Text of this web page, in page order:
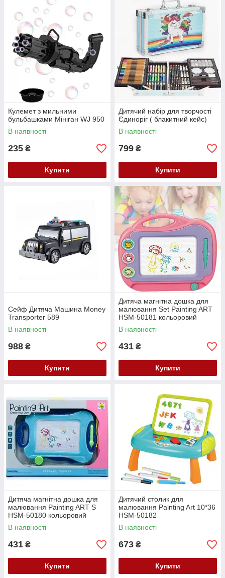
Кулемет з мильними
бульбашками Мініган WJ 950
В наявності
235 ₴
Купити
Дитячий набір для творчості
Єдиноріг ( блакитний кейс)
В наявності
799 ₴
Купити
Cейф Дитяча Машина Money
Transporter 589
В наявності
988 ₴
Купити
Дитяча магнітна дошка для
малювання Set Painting ART
HSM-50181 кольоровий
розвивальний планшет
В наявності
431 ₴
Купити
Дитяча магнітна дошка для
малювання Painting ART S
HSM-50180 кольоровий
розвивальний планшет
В наявності
431 ₴
Купити
Дитячий столик для
малювання Painting Art 10*36
HSM-50182
В наявності
673 ₴
Купити